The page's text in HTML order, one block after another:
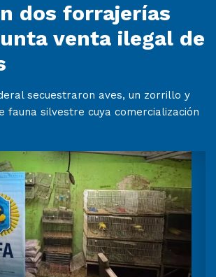
dos forrajerías
venta ilegal de
secuestraron aves, un zorrillo y
fauna silvestre cuya comercialización